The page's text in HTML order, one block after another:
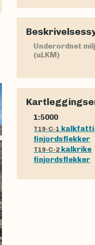
Underordnet miljøvariabel
(uLKM)
1:5000
T19-C-1
finjordsflekker
T19-C-2 kalkrike
finjordsflekker